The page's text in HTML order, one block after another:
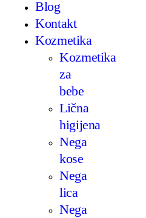
Blog
Kontakt
Kozmetika
Kozmetika
za
bebe
Lična
higijena
Nega
kose
Nega
lica
Nega